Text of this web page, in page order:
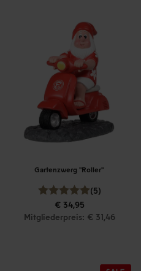
Gartenzwerg "Roller"
(5)
€ 34,95
Mitgliederpreis: € 31,46